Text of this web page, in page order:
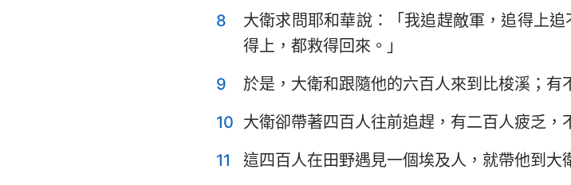
以賽亞書 耶利米書
但以理書 何西阿書
約珥書 阿摩司書
俄巴底亞書 約拿書
約
啟
8
大衛求問耶和華說：「我追趕敵軍，追得上
得上，都救得回來。」
9
於是，大衛和跟隨他的六百人來到比梭溪；有
10 大衛卻帶著四百人往前追趕，有二百人疲乏，
11
這四百人在田野遇見一個埃及人，就帶他到大